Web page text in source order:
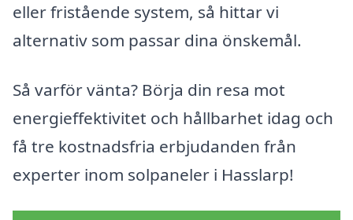
eller fristående system, så hittar vi
alternativ som passar dina önskemål.
Så varför vänta? Börja din resa mot
energieffektivitet och hållbarhet idag och
få tre kostnadsfria erbjudanden från
experter inom solpaneler i Hasslarp!